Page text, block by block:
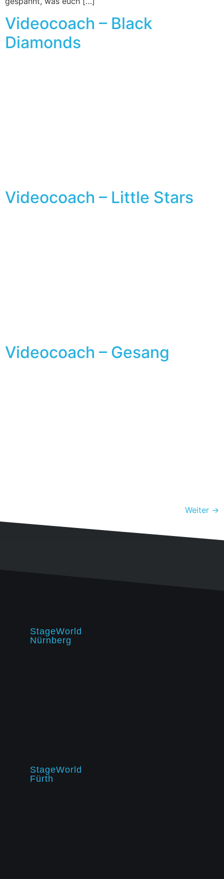
Videocoach – Black
Diamonds
Videocoach – Little Stars
Videocoach – Gesang
Weiter →
StageWorld
Nürnberg
StageWorld
Fürth